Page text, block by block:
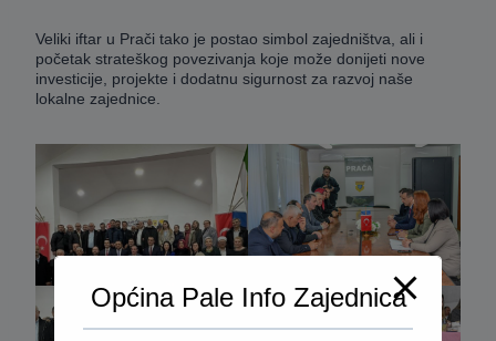
Veliki iftar u Prači tako je postao simbol zajedništva, ali i
početak strateškog povezivanja koje može donijeti nove
investicije, projekte i dodatnu sigurnost za razvoj naše
lokalne zajednice.
Općina Pale Info Zajednica